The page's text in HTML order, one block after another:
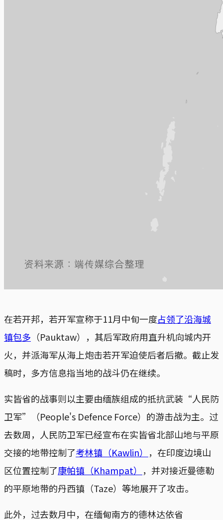
在若开邦，若开军宣称于11月中旬一度占领了沿海城
镇包多 （Pauktaw），其后军政府用直升机向城内开
火，并派海军从海上炮击若开军迫使后者后撤。截止发
稿时，多方信息指当地的战斗仍在继续。
实皆省的战事则以主要由缅族组成的抵抗武装“人民防
卫军”（People's Defence Force）的游击战为主。过
去数周，人民防卫军已经宣布在实皆省北部山地与平原
交接的地带控制了考林镇（Kawlin） ，在印度边境山
区位置控制了康帕镇（Khampat） ，并对接近曼德勒
的平原地带的丹西镇（Taze）等地展开了攻击。
此外，过去数月中，在缅甸南方的德林达依省